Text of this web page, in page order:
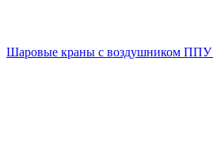
Шаровые краны с воздушником ППУ